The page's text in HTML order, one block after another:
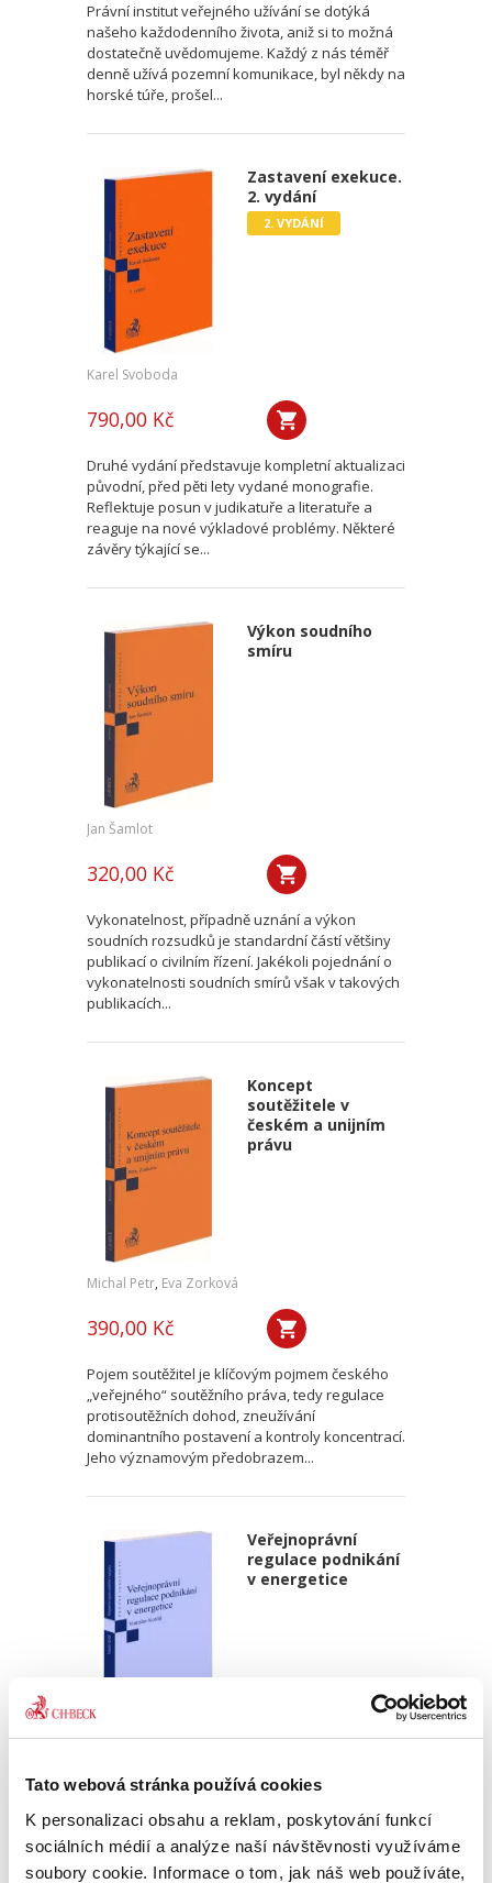
Tato webová stránka používá cookies
K personalizaci obsahu a reklam, poskytování funkcí
sociálních médií a analýze naší návštěvnosti využíváme
soubory cookie. Informace o tom, jak náš web používáte,
Právní institut veřejného užívání se dotýká
našeho každodenního života, aniž si to možná
dostatečně uvědomujeme. Každý z nás téměř
denně užívá pozemní komunikace, byl někdy na
horské túře, prošel...
Zastavení exekuce.
2. vydání
2. VYDÁNÍ
Karel Svoboda
790,00 Kč
Druhé vydání představuje kompletní aktualizaci
původní, před pěti lety vydané monografie.
Reflektuje posun v judikatuře a literatuře a
reaguje na nové výkladové problémy. Některé
závěry týkající se...
Výkon soudního
smíru
Jan Šamlot
320,00 Kč
Vykonatelnost, případně uznání a výkon
soudních rozsudků je standardní částí většiny
publikací o civilním řízení. Jakékoli pojednání o
vykonatelnosti soudních smírů však v takových
publikacích...
Koncept
soutěžitele v
českém a unijním
právu
Michal Petr, Eva Zorková
390,00 Kč
Pojem soutěžitel je klíčovým pojmem českého
„veřejného“ soutěžního práva, tedy regulace
protisoutěžních dohod, zneužívání
dominantního postavení a kontroly koncentrací.
Jeho významovým předobrazem...
Veřejnoprávní
regulace podnikání
v energetice
Vratislav Košťál,
390,00 Kč
Publikace přináší poučený vhled autora opírající
se o jeho dlouholetou profesní zkušenost jak
na straně regulovaných podnikatelů, tak z